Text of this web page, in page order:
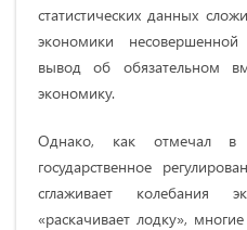
статистических данных
экономики
вывод об обязательном
экономику.
Однако, как отмечал в
государственное
сглаживает колебания
«раскачивает лодку»,